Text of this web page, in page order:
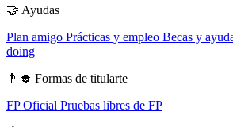
🤝 Ayudas
Plan amigo Prácticas y empleo Becas y
doing
👨‍🎓 Formas de titularte
FP Oficial Pruebas libres de FP